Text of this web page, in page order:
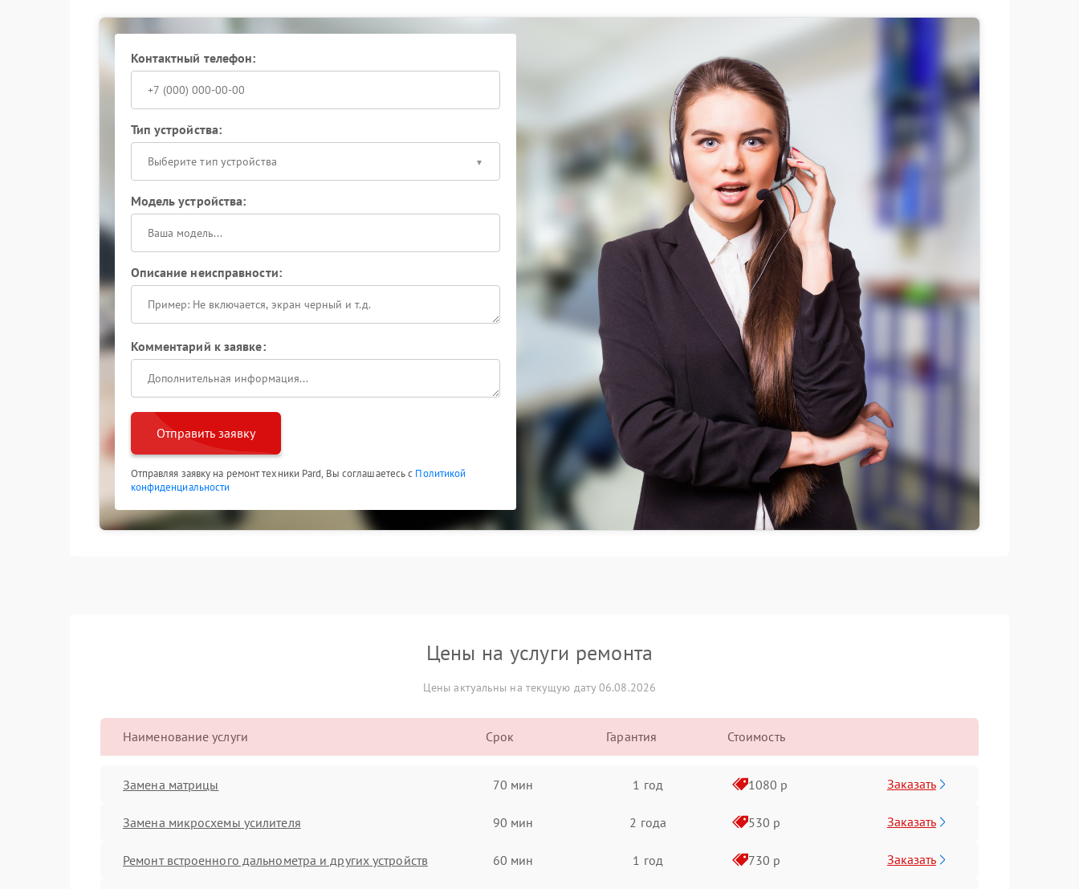
Контактный телефон:
Тип устройства:
Выберите тип устройства
Модель устройства:
Описание неисправности:
Комментарий к заявке:
Отправить заявку
Отправляя заявку на ремонт техники Pard, Вы соглашаетесь с Политикой
конфиденциальности
Цены на услуги ремонта
Цены актуальны на текущую дату 06.08.2026
Наименование услуги Срок Гарантия Стоимость
Замена матрицы 70 мин 1 год 1080 р Заказать
Замена микросхемы усилителя 90 мин 2 года 530 р Заказать
Ремонт встроенного дальнометра и других устройств 60 мин 1 год 730 р Заказать